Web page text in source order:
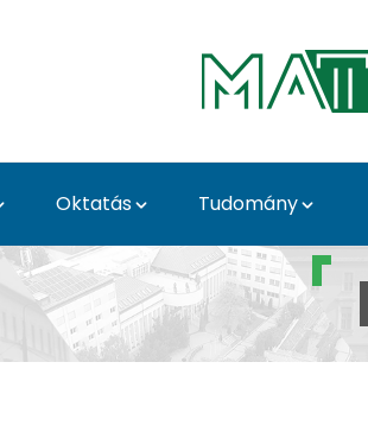
Oktatás Tudomány
-